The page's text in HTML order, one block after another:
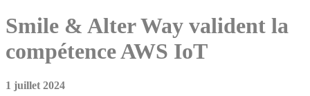
Smile & Alter Way valident la
compétence AWS IoT
1 juillet 2024